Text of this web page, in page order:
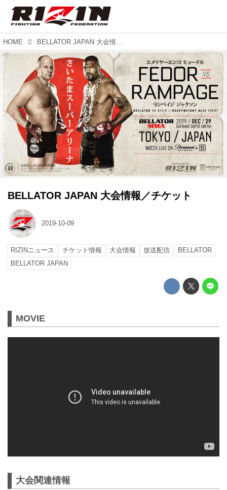
HOME BELLATOR JAPAN 大会情報／チケット
BELLATOR JAPAN 大会情報／チケット
2019-10-09
RIZINニュース チケット情報 大会情報 放送配信
BELLATOR
BELLATOR JAPAN
MOVIE
大会関連情報